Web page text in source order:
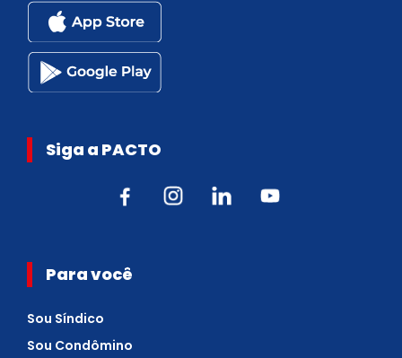
Siga a PACTO
Para você
Sou Síndico
Sou Condômino